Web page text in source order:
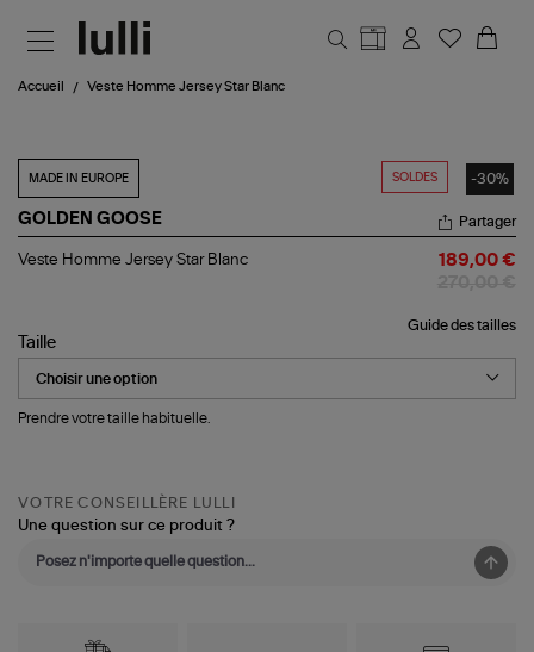
Accueil Veste Homme Jersey Star Blanc
SOLDES -30%
MADE IN EUROPE
GOLDEN GOOSE
Veste
Blanc
Partager
Veste Homme Jersey Star Blanc 189,00 €
Guide des tailles
Taille
Prendre votre taille habituelle.
VOTRE CONSEILLÈRE LULLI
Une question sur ce produit ?